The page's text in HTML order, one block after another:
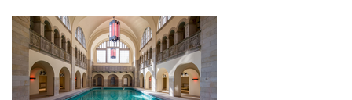
Zum
Haupt-
Inhalt
springen